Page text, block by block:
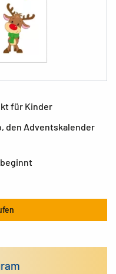
für Kinder
den Adventskalender